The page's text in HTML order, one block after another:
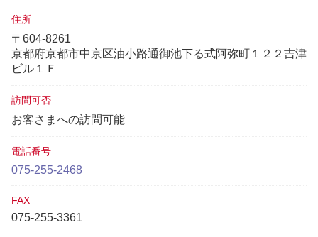
住所
〒604-8261
京都府京都市中京区油小路通御池下る式阿弥町１２２吉津
ビル１Ｆ
訪問可否
お客さまへの訪問可能
電話番号
075-255-2468
FAX
075-255-3361